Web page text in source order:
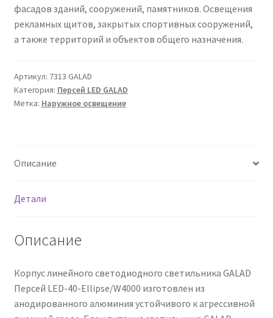
Сертификаты
фасадов зданий, сооружений, памятников. Освещения
рекламных щитов, закрытых спортивных сооружений,
а также территорий и объектов общего назначения.
Артикул: 7313 GALAD
Категория: Персей LED GALAD
Метка: Наружное освещение
Описание
Детали
Описание
Корпус линейного светодиодного светильника GALAD
Персей LED-40-Ellipse/W4000 изготовлен из
анодированного алюминия устойчивого к агрессивной